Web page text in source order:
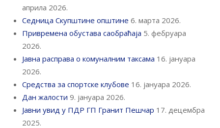
априла 2026.
Седница Скупштине општине 6. марта 2026.
Привремена обустава саобраћаја 5. фебруара
2026.
Јавна расправа о комуналним таксама 16. јануара
2026.
Средства за спортске клубове 16. јануара 2026.
Дан жалости 9. јануара 2026.
Јавни увид у ПДР ГП Гранит Пешчар 17. децембра
2025.